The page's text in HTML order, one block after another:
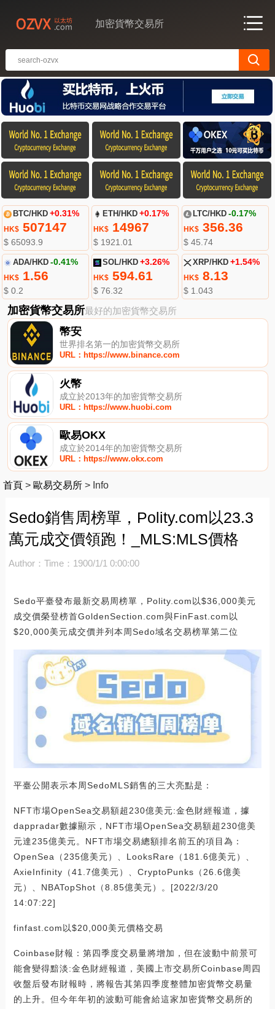
加密貨幣交易所
BTC/HKD +0.31%
HK$507147
$ 65093.9
ETH/HKD +0.17%
HK$ 14967
$ 1921.01
LTC/HKD -0.17%
HK$356.36
$ 45.74
ADA/HKD -0.41%
HK$1.56
$ 0.2
SOL/HKD +3.26%
HK$ 594.61
$ 76.32
XRP/HKD +1.54%
HK$8.13
$ 1.043
加密貨幣交易所最好的加密貨幣交易所
幣安
世界排名第一的加密貨幣交易所
URL：https://www.binance.com
火幣
成立於2013年的加密貨幣交易所
URL：https://www.huobi.com
歐易OKX
成立於2014年的加密貨幣交易所
URL：https://www.okx.com
首頁 > 歐易交易所 > Info
Sedo銷售周榜單，Polity.com以23.3
萬元成交價領跑！_MLS:MLS價格
Author： Time：1900/1/1 0:00:00
Sedo平臺發布最新交易周榜單，Polity.com以$36,000美元
成交價榮登榜首GoldenSection.com與FinFast.com以
$20,000美元成交價并列本周Sedo域名交易榜單第二位
平臺公開表示本周SedoMLS銷售的三大亮點是：
NFT市場OpenSea交易額超230億美元:金色財經報道，據
dappradar數據顯示，NFT市場OpenSea交易額超230億美
元達235億美元。NFT市場交易總額排名前五的項目為：
OpenSea（235億美元）、LooksRare（181.6億美元）、
AxieInfinity（41.7億美元）、CryptoPunks（26.6億美
元）、NBATopShot（8.85億美元）。[2022/3/20
14:07:22]
finfast.com以$20,000美元價格交易
Coinbase財報：第四季度交易量將增加，但在波動中前景可
能會變得黯淡:金色財經報道，美國上市交易所Coinbase周四
收盤后發布財報時，將報告其第四季度整體加密貨幣交易量
的上升。但今年年初的波動可能會給這家加密貨幣交易所的